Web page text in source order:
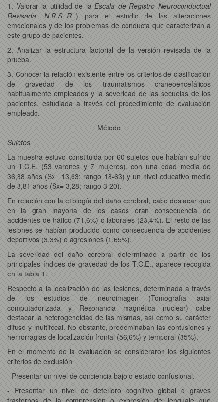
1. Valorar la utilidad de la Escala de Registro Neuroconductual
Revisada -N.R.S.-R.-) para el estudio de las alteraciones
emocionales y de los problemas de conducta que caracterizan a
este grupo de pacientes.
2. Analizar la estructura factorial de la versión revisada de la
prueba.
3. Conocer la relación existente entre los criterios de clasificación
de gravedad de los traumatismos craneoencefálicos
habitualmente empleados y la severidad de las secuelas de los
pacientes, estudiada a través del procedimiento de evaluación
empleado.
Método
Sujetos
La muestra estuvo constituida por 60 sujetos que habían sufrido
un T.C.E. (53 varones y 7 mujeres), con una edad media de
36,38 años (Sx= 13,63; rango 18-63) y un nivel educativo medio
de 8,81 años (Sx= 3,28; rango 3-20).
En relación con la etiología del daño cerebral, cabe destacar que
en la gran mayoría de los casos eran consecuencia de
accidentes de tráfico (71,6%) o laborales (23,4%). El resto de las
lesiones se habían producido como consecuencia de accidentes
deportivos (3,3%) o agresiones (1,65%).
La severidad del daño cerebral determinado a partir de los
principales índices de gravedad de los T.C.E., aparece recogida
en la tabla 1.
Respecto a la localización de las lesiones, determinada a través
de los estudios de neuroimagen (Tomografía axial
computadorizada y Resonancia magnética nuclear) cabe
destacar la heterogeneidad de las mismas, así como su carácter
difuso y multifocal. No obstante, predominaban las contusiones y
hemorragias de localización frontal (56,6%) y temporal (35%).
En el momento de la evaluación se consideraron los siguientes
criterios de exclusión:
- Presentar un nivel de conciencia bajo o estado confusional.
- Presentar un nivel de deterioro cognitivo global o graves
trastornos de la comprensión o expresión del lenguaje que